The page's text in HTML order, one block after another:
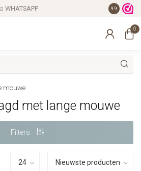
WHATSAPP. gratis
9.9
0
mouwe
met lange mouwe
Filters